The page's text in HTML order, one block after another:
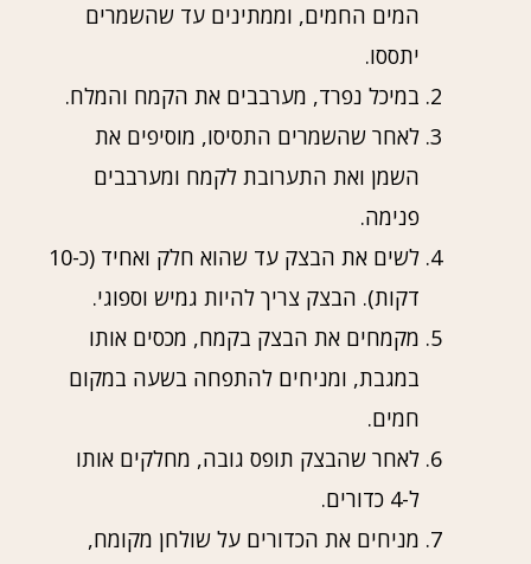
המים החמים, וממתינים עד שהשמרים
יתססו.
במיכל נפרד, מערבבים את הקמח והמלח.
לאחר שהשמרים התסיסו, מוסיפים את
השמן ואת התערובת לקמח ומערבבים
פנימה.
לשים את הבצק עד שהוא חלק ואחיד (כ-10
דקות). הבצק צריך להיות גמיש וספוגי.
מקמחים את הבצק בקמח, מכסים אותו
במגבת, ומניחים להתפחה בשעה במקום
חמים.
לאחר שהבצק תופס גובה, מחלקים אותו
ל-4 כדורים.
מניחים את הכדורים על שולחן מקומח,